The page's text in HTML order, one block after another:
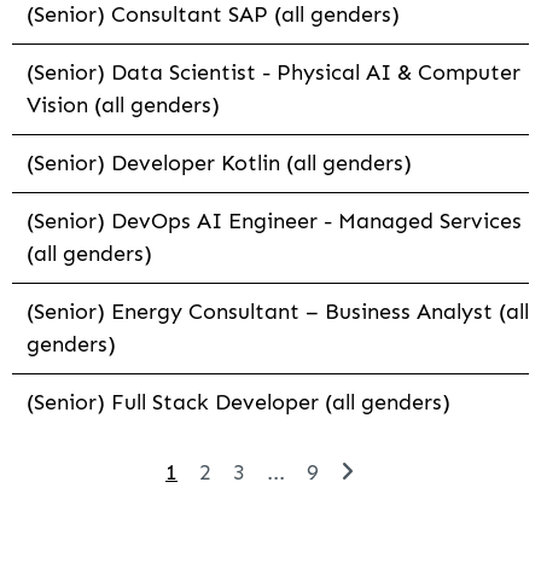
(Senior) Consultant SAP (all genders)
(Senior) Data Scientist - Physical AI & Computer
Vision (all genders)
(Senior) Developer Kotlin (all genders)
(Senior) DevOps AI Engineer - Managed Services
(all genders)
(Senior) Energy Consultant – Business Analyst (all
genders)
(Senior) Full Stack Developer (all genders)
1 2 3 ... 9